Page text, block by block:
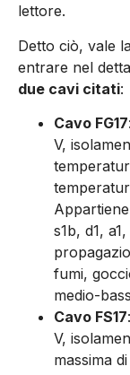
lettore.
Detto ciò, vale
entrare nel
due cavi citati:
Cavo FG17
V,
s1b, d1,
fumi,
medio-
Cavo FS17
V,
massima